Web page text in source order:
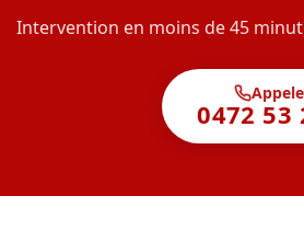
Intervention en moins de 45
0472 53